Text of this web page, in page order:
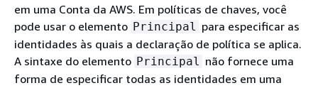
em uma Conta da AWS. Em políticas de chaves, você
pode usar o elemento Principal para especificar as
identidades às quais a declaração de política se aplica.
A sintaxe do elemento Principal não fornece uma
forma de especificar todas as identidades em uma